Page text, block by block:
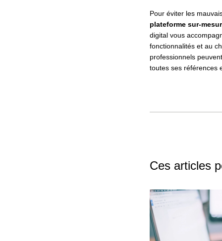
Pour éviter les
plateforme sur-
digital vous
fonctionnalités et au
professionnels
toutes ses références
Ces articles